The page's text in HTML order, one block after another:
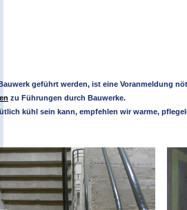
geführt werden, ist eine Voranmeldung
zu Führungen durch Bauwerke.
kühl sein kann, empfehlen wir warme,